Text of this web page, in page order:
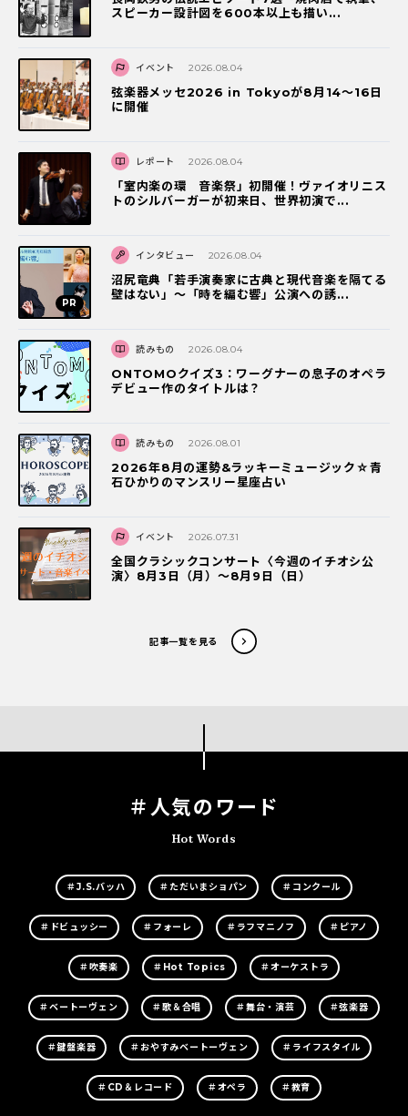
スピーカー設計図を600本以上も描い...
イベント 2026.08.04
弦楽器メッセ2026 in Tokyoが8月14～16日
に開催
レポート 2026.08.04
「室内楽の環 音楽祭」初開催！ヴァイオリニス
トのシルバーガーが初来日、世界初演で...
インタビュー 2026.08.04
沼尻竜典「若手演奏家に古典と現代音楽を隔てる
壁はない」～「時を編む響」公演への誘...
読みもの 2026.08.04
ONTOMOクイズ3：ワーグナーの息子のオペラ
デビュー作のタイトルは？
読みもの 2026.08.01
2026年8月の運勢&ラッキーミュージック☆青
石ひかりのマンスリー星座占い
イベント 2026.07.31
全国クラシックコンサート〈今週のイチオシ公
演〉8月3日（月）～8月9日（日）
記事一覧を見る
＃人気のワード
Hot Words
＃J.S.バッハ ＃ただいまショパン ＃コンクール
＃ドビュッシー ＃フォーレ ＃ラフマニノフ ＃ピアノ
＃吹奏楽 ＃Hot Topics ＃オーケストラ
＃ベートーヴェン ＃歌＆合唱 ＃舞台・演芸 ＃弦楽器
＃鍵盤楽器 ＃おやすみベートーヴェン ＃ライフスタイル
＃CD＆レコード ＃オペラ ＃教育